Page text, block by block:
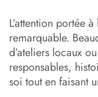
L’attention portée
remarquable.
d’ateliers locaux
responsables,
soi tout en faisant